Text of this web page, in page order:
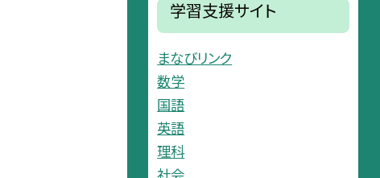
学習支援サイト
まなびリンク
数学
国語
英語
理科